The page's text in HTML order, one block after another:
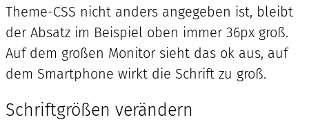
Theme-CSS nicht anders angegeben ist, bleibt
der Absatz im Beispiel oben immer 36px groß.
Auf dem großen Monitor sieht das ok aus, auf
dem Smartphone wirkt die Schrift zu groß.
Schriftgrößen verändern